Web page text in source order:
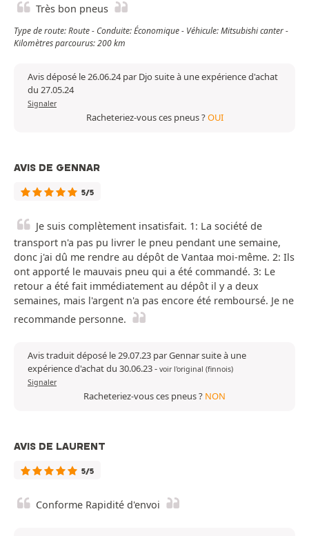
Très bon pneus
Type de route: Route - Conduite: Économique - Véhicule: Mitsubishi canter -
Kilomètres parcourus: 200 km
Avis déposé le 26.06.24 par Djo suite à une expérience d'achat
du 27.05.24
Signaler
Racheteriez-vous ces pneus ?OUI
AVIS DE GENNAR
5/5
Je suis complètement insatisfait. 1: La société de
transport n'a pas pu livrer le pneu pendant une semaine,
donc j'ai dû me rendre au dépôt de Vantaa moi-même. 2: Ils
ont apporté le mauvais pneu qui a été commandé. 3: Le
retour a été fait immédiatement au dépôt il y a deux
semaines, mais l'argent n'a pas encore été remboursé. Je ne
recommande personne.
Avis traduit déposé le 29.07.23 par Gennar suite à une
expérience d'achat du 30.06.23- voir l'original (finnois)
Signaler
Racheteriez-vous ces pneus ? NON
AVIS DE LAURENT
5/5
Conforme Rapidité d'envoi